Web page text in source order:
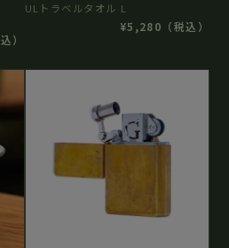
）
ULトラベルタオル L
¥5,280（税込）